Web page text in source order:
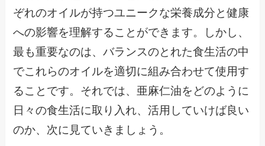
ぞれのオイルが持つユニークな栄養成分と健康
への影響を理解することができます。しかし、
最も重要なのは、バランスのとれた食生活の中
でこれらのオイルを適切に組み合わせて使用す
ることです。それでは、亜麻仁油をどのように
日々の食生活に取り入れ、活用していけば良い
のか、次に見ていきましょう。